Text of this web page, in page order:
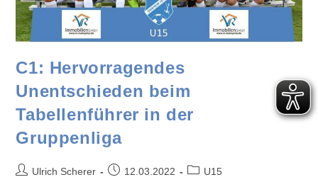
C1: Hervorragendes
Unentschieden beim
Tabellenführer in der
Gruppenliga
Ulrich Scherer 12.03.2022 U15